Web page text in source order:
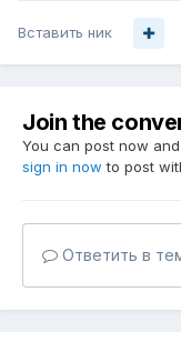
Вставить ник
Join the
You can post now
sign in now to post
Ответить в